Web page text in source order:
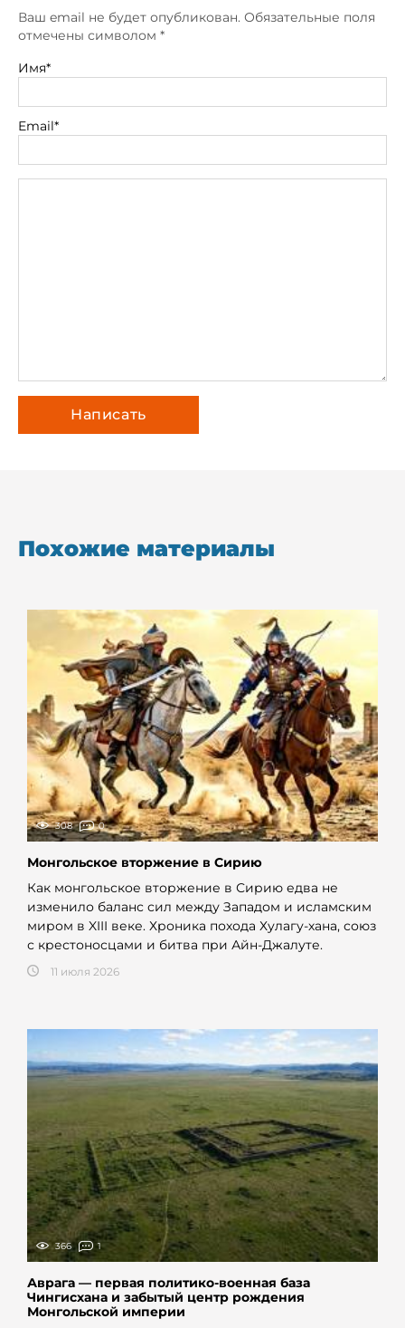
Ваш email не будет опубликован. Обязательные поля
отмечены символом *
Имя*
Email*
Похожие материалы
308 0
Монгольское вторжение в Сирию
Как монгольское вторжение в Сирию едва не
изменило баланс сил между Западом и исламским
миром в XIII веке. Хроника похода Хулагу-хана, союз
с крестоносцами и битва при Айн-Джалуте.
11 июля 2026
366 1
Аврага — первая политико-военная база
Чингисхана и забытый центр рождения
Монгольской империи